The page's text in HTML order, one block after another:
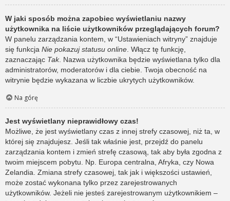
W jaki sposób można zapobiec wyświetlaniu nazwy
użytkownika na liście użytkowników przeglądających forum?
W panelu zarządzania kontem, w “Ustawieniach witryny” znajduje
się funkcja Nie pokazuj statusu online . Włącz tę funkcję,
zaznaczając Tak. Nazwa użytkownika będzie wyświetlana tylko dla
administratorów, moderatorów i dla ciebie. Twoja obecność na
witrynie będzie wykazana w liczbie ukrytych użytkowników.
Na górę
Jest wyświetlany nieprawidłowy czas!
Możliwe, że jest wyświetlany czas z innej strefy czasowej, niż ta, w
której się znajdujesz. Jeśli tak właśnie jest, przejdź do panelu
zarządzania kontem i zmień strefę czasową, tak aby była zgodna z
twoim miejscem pobytu. Np. Europa centralna, Afryka, czy Nowa
Zelandia. Zmiana strefy czasowej, tak jak i większości ustawień,
może zostać wykonana tylko przez zarejestrowanych
użytkowników. Jeżeli nie jesteś zarejestrowanym użytkownikiem –